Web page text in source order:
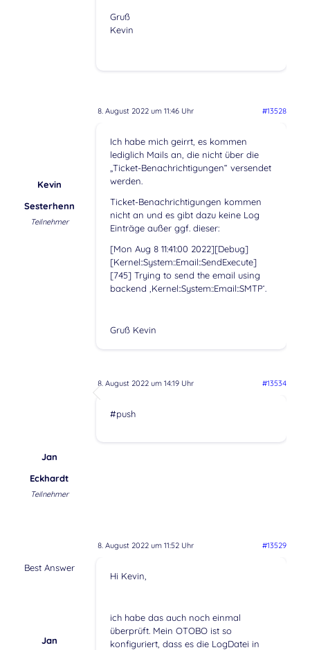
Gruß
Kevin
8. August 2022 um 11:46 Uhr #13528
Kevin
Sesterhenn
Teilnehmer
Ich habe mich geirrt, es kommen
lediglich Mails an, die nicht über die
„Ticket-Benachrichtigungen“ versendet
werden.
Ticket-Benachrichtigungen kommen
nicht an und es gibt dazu keine Log
Einträge außer ggf. dieser:
[Mon Aug 8 11:41:00 2022][Debug]
[Kernel::System::Email::SendExecute]
[745] Trying to send the email using
backend ‚Kernel::System::Email::SMTP‘.
Gruß Kevin
8. August 2022 um 14:19 Uhr #13534
Jan
Eckhardt
Teilnehmer
#push
8. August 2022 um 11:52 Uhr #13529
Best Answer
Jan
Hi Kevin,
ich habe das auch noch einmal
überprüft. Mein OTOBO ist so
konfiguriert, dass es die LogDatei in